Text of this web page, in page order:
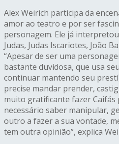
Alex Weirich participa da
amor ao teatro e por ser
personagem. Ele já
Judas, Judas Iscariotes, João
“Apesar de ser uma
bastante duvidosa, que usa
continuar mantendo seu
precise mandar prender,
muito gratificante fazer Caifás
necessário saber manipular,
outro a fazer a sua vontade,
tem outra opinião”, explica